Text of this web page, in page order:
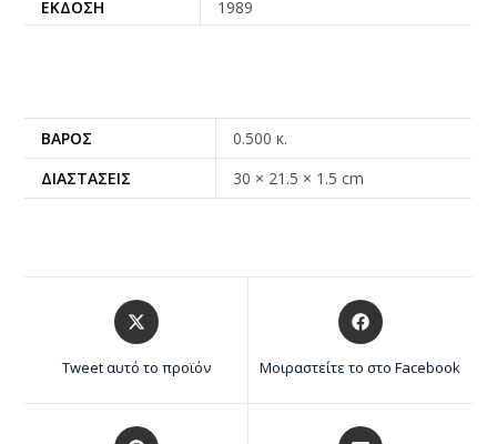
ΈΚΔΟΣΗ
1989
ΒΆΡΟΣ
0.500 κ.
ΔΙΑΣΤΆΣΕΙΣ
30 × 21.5 × 1.5 cm
Tweet αυτό το προϊόν Μοιραστείτε το στο Facebook